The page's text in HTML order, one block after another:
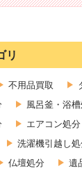
リ
不用品買取
風呂釜・浴
エアコン処分
洗濯機引越し処
仏壇処分 遺